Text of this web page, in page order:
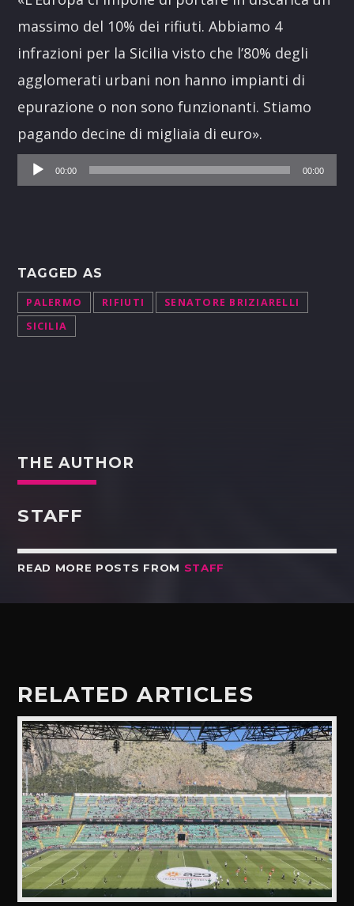
massimo del 10% dei rifiuti. Abbiamo 4
infrazioni per la Sicilia visto che l’80% degli
agglomerati urbani non hanno impianti di
epurazione o non sono funzionanti. Stiamo
pagando decine di migliaia di euro».
Audio00:00 00:00
TAGGED AS
PALERMO RIFIUTI
SENATORE BRIZIARELLI
SICILIA
THE AUTHOR
STAFF
READ MORE POSTS FROM STAFF
RELATED ARTICLES